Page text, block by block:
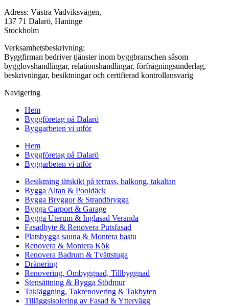
Adress: Västra Vadviksvägen,
137 71 Dalarö, Haninge
Stockholm
Verksamhetsbeskrivning:
Byggfirman bedriver tjänster inom byggbranschen såsom
bygglovshandlingar, relationshandlingar, förfrågningsunderlag,
beskrivningar, besiktningar och certifierad kontrollansvarig
Navigering
Hem
Byggföretag på Dalarö
Byggarbeten vi utför
Hem
Byggföretag på Dalarö
Byggarbeten vi utför
Besiktning tätskikt på terrass, balkong, takaltan
Bygga Altan & Pooldäck
Bygga Bryggor & Strandbrygga
Bygga Carport & Garage
Bygga Uterum & Inglasad Veranda
Fasadbyte & Renovera Putsfasad
Platsbygga sauna & Montera bastu
Renovera & Montera Kök
Renovera Badrum & Tvättstuga
Dränering
Renovering, Ombyggnad, Tillbyggnad
Stensättning & Bygga Stödmur
Takläggning, Takrenovering & Takbyten
Tilläggsisolering av Fasad & Yttervägg